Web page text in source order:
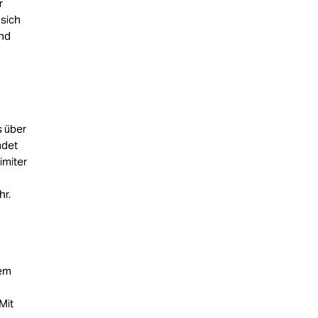
über